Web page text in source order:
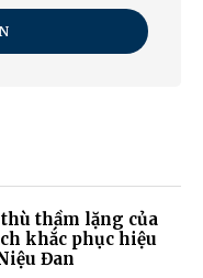
thầm lặng của
khắc phục hiệu
Đan